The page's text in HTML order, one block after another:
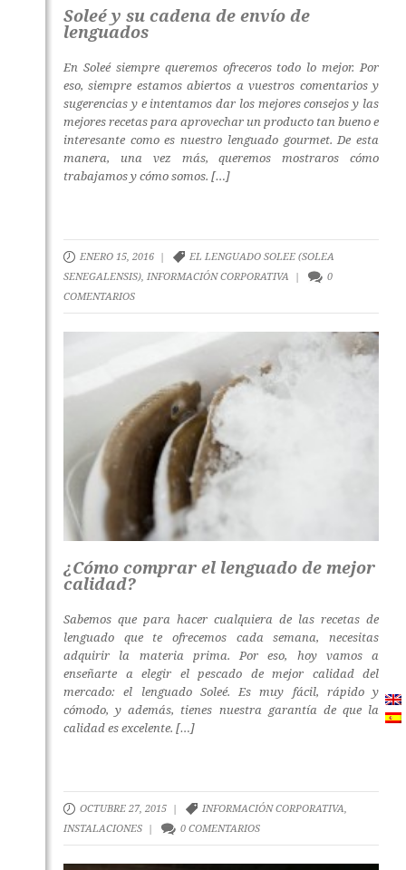
Soleé y su cadena de envío de
lenguados
En Soleé siempre queremos ofreceros todo lo mejor. Por
eso, siempre estamos abiertos a vuestros comentarios y
sugerencias y e intentamos dar los mejores consejos y las
mejores recetas para aprovechar un producto tan bueno e
interesante como es nuestro lenguado gourmet. De esta
manera, una vez más, queremos mostraros cómo
trabajamos y cómo somos. […]
ENERO 15, 2016 |
EL LENGUADO SOLEE (SOLEA
SENEGALENSIS) INFORMACIÓN CORPORATIVA |
0
COMENTARIOS
¿Cómo comprar el lenguado de mejor
calidad?
Sabemos que para hacer cualquiera de las recetas de
lenguado que te ofrecemos cada semana, necesitas
adquirir la materia prima. Por eso, hoy vamos a
enseñarte a elegir el pescado de mejor calidad del
mercado: el lenguado Soleé. Es muy fácil, rápido y
cómodo, y además, tienes nuestra garantía de que la
calidad es excelente. […]
OCTUBRE 27, 2015 | INFORMACIÓN CORPORATIVA
INSTALACIONES | 0 COMENTARIOS